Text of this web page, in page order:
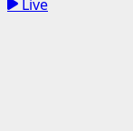
Live